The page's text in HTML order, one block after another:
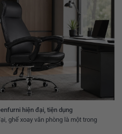
hiện đại, tiện dụng
ghế xoay văn phòng là một trong